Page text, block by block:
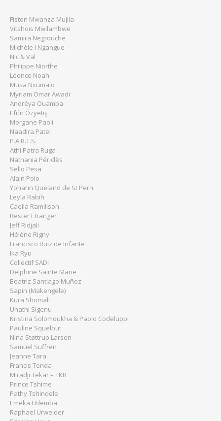
Fiston Mwanza Mujila
Vitshois Mwilambwe
Samira Negrouche
Michèle I Ngangue
Nic & Val
Philippe Niorthe
Léonce Noah
Musa Nxumalo
Myriam Omar Awadi
Andréya Ouamba
Efrîn Özyetiş
Morgane Paoli
Naadira Patel
P.A.R.T.S.
Athi Patra Ruga
Nathania Périclès
Sello Pesa
Alain Polo
Yohann Quëland de St Pern
Leyla Rabih
Caella Ramilison
Rester Etranger
Jeff Ridjali
Hélène Rigny
Francisco Ruiz de Infante
Ika Ryu
Collectif SADI
Delphine Sainte Marie
Beatriz Santiago Muñoz
Sapin (Makengele)
Kura Shomali
Unathi Sigenu
Kristina Solomoukha & Paolo Codeluppi
Pauline Squelbut
Nina Støttrup Larsen
Samuel Suffren
Jeanne Tara
Francis Tenda
Miradji Tekar – TKR
Prince Tshime
Pathy Tshindele
Emeka Udemba
Raphael Urweider